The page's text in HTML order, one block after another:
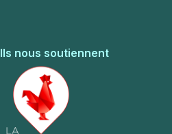
Ils nous soutiennent